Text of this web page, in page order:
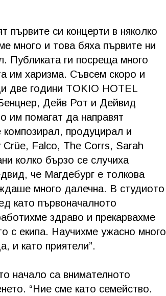
първите си концерти в няколко
много и това бяха първите ни
Публиката ги посреща много
им харизма. Съвсем скоро и
две години TOKIO HOTEL
Дейв Рот и Дейвид
им помагат да направят
композирал, продуцирал и
Falco, The Corrs, Sarah
колко бързо се случиха
че Магдебург е толкова
много далечна. В студиото
като първоначалното
здраво и прекарвахме
с екипа. Научихме ужасно много
и като приятели”.
начало са внимателното
“Ние сме като семейство.